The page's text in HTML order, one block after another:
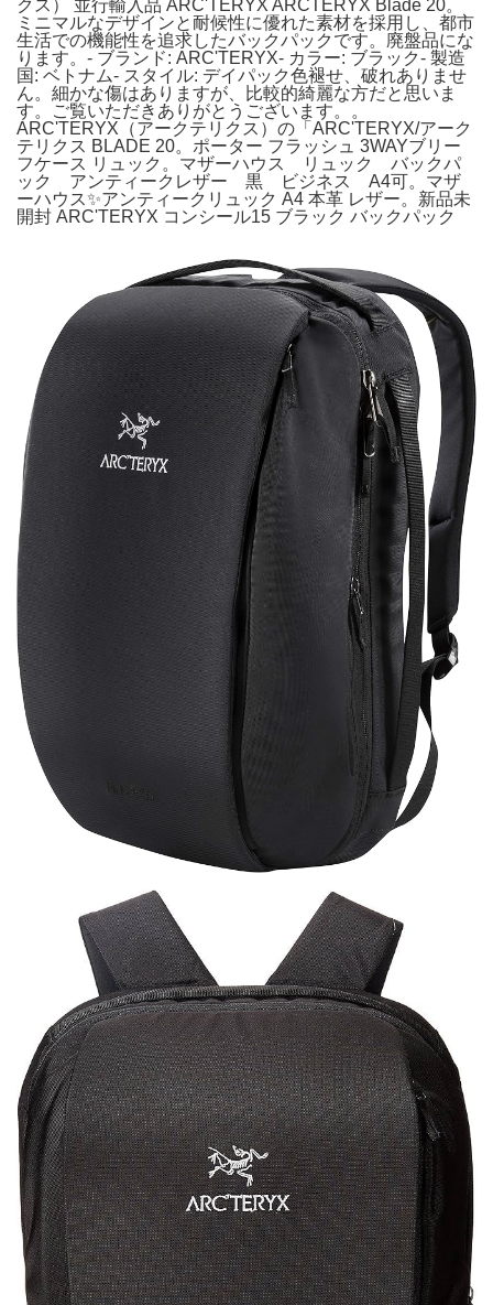
クス） 並行輸入品 ARC'TERYX ARCTERYX Blade 20。
ミニマルなデザインと耐候性に優れた素材を採用し、都市
生活での機能性を追求したバックパックです。廃盤品にな
ります。- ブランド: ARC'TERYX- カラー: ブラック- 製造
国: ベトナム- スタイル: デイパック色褪せ、破れありませ
ん。細かな傷はありますが、比較的綺麗な方だと思いま
す。ご覧いただきありがとうございます。。
ARC'TERYX（アークテリクス）の「ARC'TERYX/アーク
テリクス BLADE 20。ポーター フラッシュ 3WAYブリー
フケース リュック。マザーハウス リュック バックパ
ック アンティークレザー 黒 ビジネス A4可。マザ
ーハウス✨アンティークリュック A4 本革 レザー。新品未
開封 ARC'TERYX コンシール15 ブラック バックパック